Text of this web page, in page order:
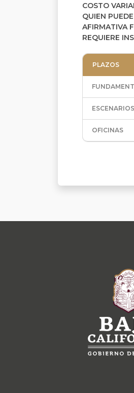
COSTO
QUIEN
AFIRMATIVA
REQUIERE
PLAZOS
ESCENARIOS
OFICINAS